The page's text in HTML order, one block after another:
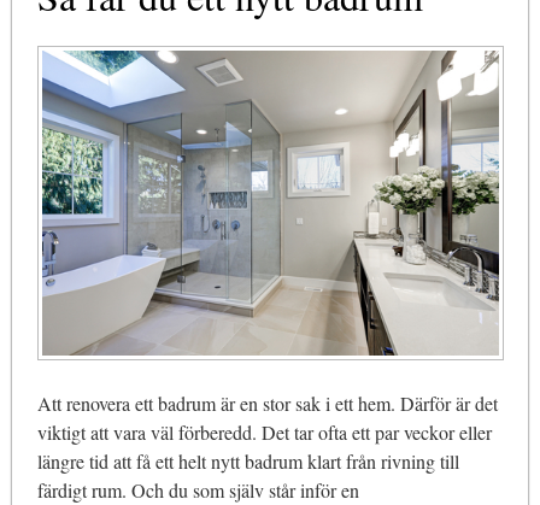
Att renovera ett badrum är en stor sak i ett hem. Därför är det
viktigt att vara väl förberedd. Det tar ofta ett par veckor eller
längre tid att få ett helt nytt badrum klart från rivning till
färdigt rum. Och du som själv står inför en